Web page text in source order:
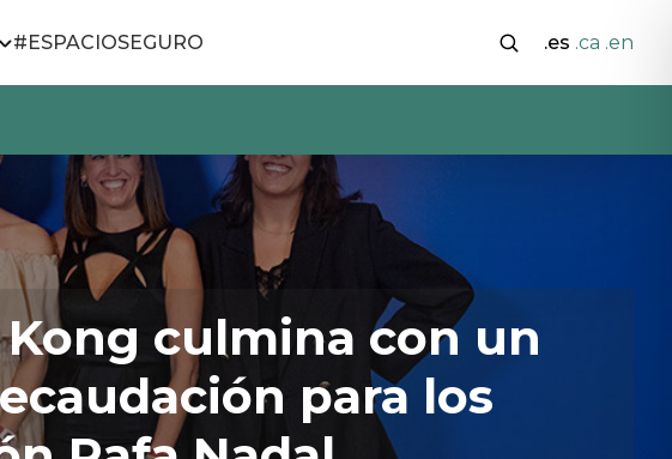
#ESPACIOSEGURO .es .ca .en
culmina con un
para los